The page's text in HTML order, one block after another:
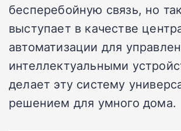
бесперебойную связь, но
выступает в качестве
автоматизации для
интеллектуальными
делает эту систему
решением для умного дома.